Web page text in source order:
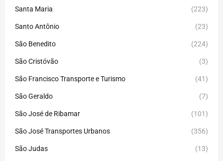
Santa Maria (223)
Santo Antônio (23)
São Benedito (224)
São Cristóvão (3)
São Francisco Transporte e Turismo (41)
São Geraldo (7)
São José de Ribamar (101)
São José Transportes Urbanos (356)
São Judas (13)